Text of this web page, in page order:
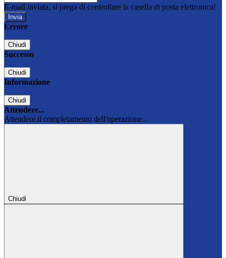
E-mail inviata, si prega di controllare la casella di posta elettronica!
Errore
Chiudi
Successo
Chiudi
Informazione
Chiudi
Attendere...
Attendere il completamento dell'operazione...
Chiudi